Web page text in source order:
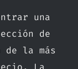
una
de
de la más